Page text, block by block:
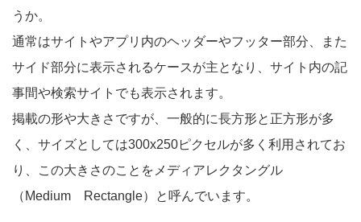
うか。
通常はサイトやアプリ内のヘッダーやフッター部分、また
サイド部分に表示されるケースが主となり、サイト内の記
事間や検索サイトでも表示されます。
掲載の形や大きさですが、一般的に長方形と正方形が多
く、サイズとしては300x250ピクセルが多く利用されてお
り、この大きさのことをメディアレクタングル
（Medium Rectangle）と呼んでいます。